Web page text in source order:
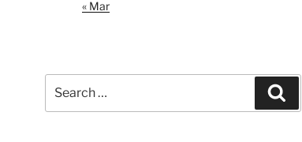
« Mar
for: